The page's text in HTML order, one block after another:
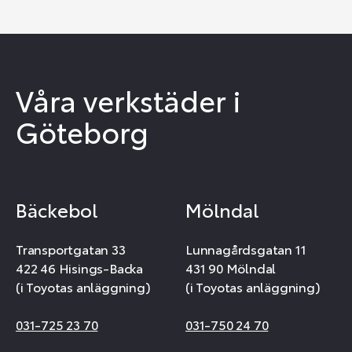
Våra verkstäder i
Göteborg
Bäckebol
Transportgatan 33
422 46 Hisings-Backa
(i Toyotas anläggning)
031-725 23 70
Mölndal
Lunnagårdsgatan 11
431 90 Mölndal
(i Toyotas anläggning)
031-750 24 70